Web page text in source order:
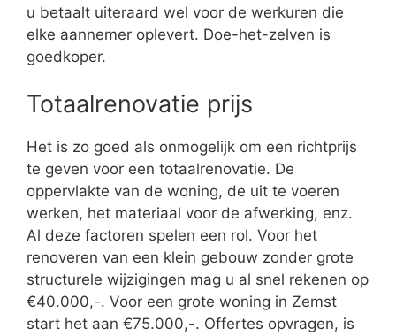
u betaalt uiteraard wel voor de werkuren die
elke aannemer oplevert. Doe-het-zelven is
goedkoper.
Totaalrenovatie prijs
Het is zo goed als onmogelijk om een richtprijs
te geven voor een totaalrenovatie. De
oppervlakte van de woning, de uit te voeren
werken, het materiaal voor de afwerking, enz.
Al deze factoren spelen een rol. Voor het
renoveren van een klein gebouw zonder grote
structurele wijzigingen mag u al snel rekenen op
€40.000,-. Voor een grote woning in Zemst
start het aan €75.000,-. Offertes opvragen, is